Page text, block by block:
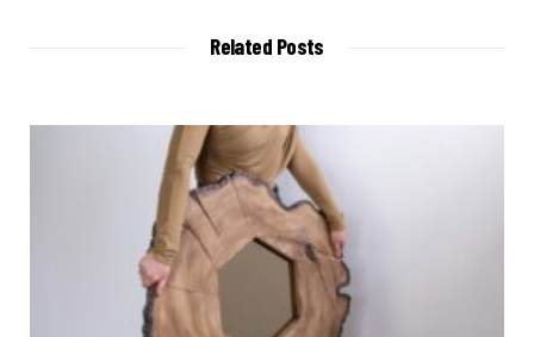
Related Posts